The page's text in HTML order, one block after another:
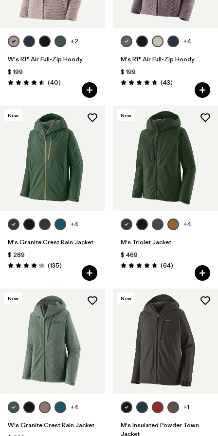
+2
W's R1® Air Full-Zip Hoody
$ 199
Valoración: 4.5 / 5
(40Comentarios
)
+4
M's R1® Air Full-Zip Hoody
$ 199
Valoración: 4.7 / 5
(43Comentarios
)
New
+4
M's Granite Crest Rain Jacket
$ 289
Valoración: 4.2 / 5
(135Comentarios
)
New
+4
M's Triolet Jacket
$ 469
Valoración: 4.7 / 5
(64Comentarios
)
New
+4
W's Granite Crest Rain Jacket
New
+1
M's Insulated Powder Town
Jacket